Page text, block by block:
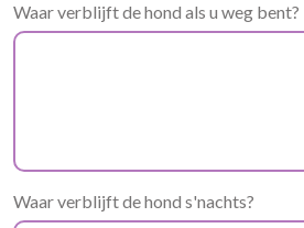
Waar verblijft de hond als u weg bent?
Waar verblijft de hond s'nachts?